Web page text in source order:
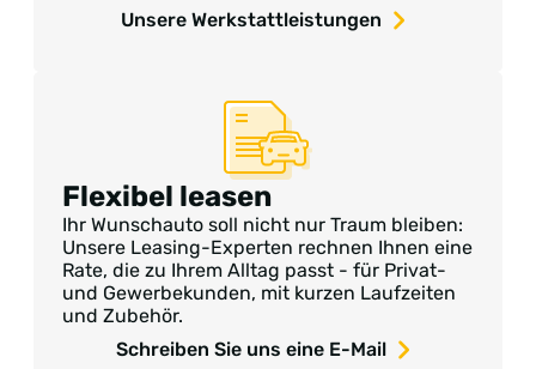
Unsere Werkstattleistungen
Flexibel leasen
Ihr Wunschauto soll nicht nur Traum bleiben:
Unsere Leasing-Experten rechnen Ihnen eine
Rate, die zu Ihrem Alltag passt - für Privat-
und Gewerbekunden, mit kurzen Laufzeiten
und Zubehör.
Schreiben Sie uns eine E-Mail